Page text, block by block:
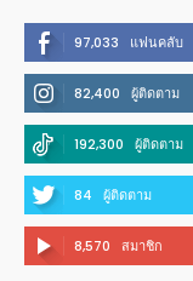
97,033 แฟนคลับ
82,400 ผู้ติดตาม
192,300 ผู้ติดตาม
84 ผู้ติดตาม
8,570 สมาชิก